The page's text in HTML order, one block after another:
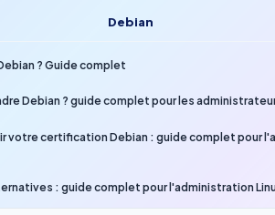
Debian
? Guide complet
Debian ? guide complet pour les
votre certification Debian : guide complet pour
: guide complet pour l'administration